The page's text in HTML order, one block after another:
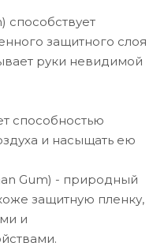
способствует
защитного слоя
руки невидимой
способностью
и насыщать ею
Gum) - природный
защитную пленку,
и